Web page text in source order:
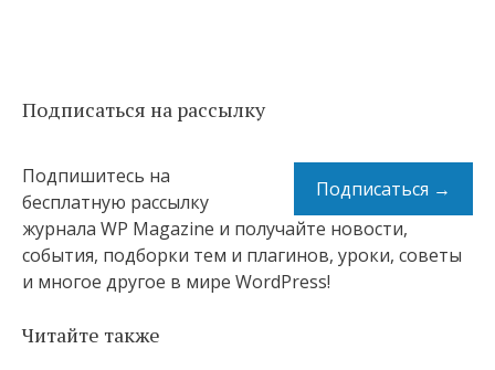
Подписаться на рассылку
Подписаться →
Подпишитесь на
бесплатную рассылку
журнала WP Magazine и получайте новости,
события, подборки тем и плагинов, уроки, советы
и многое другое в мире WordPress!
Читайте также